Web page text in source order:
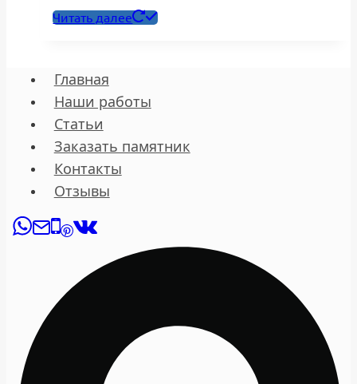
Читать далее
Главная
Наши работы
Статьи
Заказать памятник
Контакты
Отзывы